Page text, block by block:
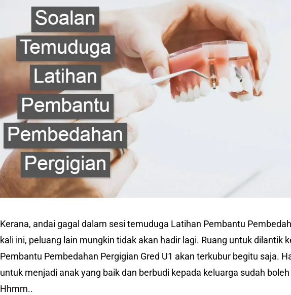
Kerana, andai gagal dalam sesi temuduga Latihan Pembantu
kali ini, peluang lain mungkin tidak akan hadir lagi. Ruang untuk dilantik
Pembantu Pembedahan Pergigian Gred U1 akan terkubur begitu saja.
untuk menjadi anak yang baik dan berbudi kepada keluarga sudah
Hhmm..